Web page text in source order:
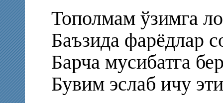
Тополмам ўзимга
Баъзида фарёдлар
Барча мусибатга
Бувим эслаб ичу